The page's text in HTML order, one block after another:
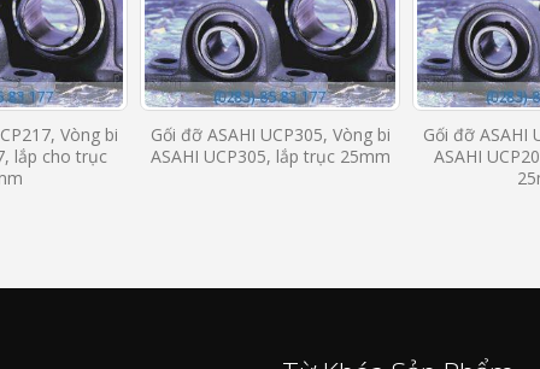
Vòng bi
lắp cho trục
Gối đỡ ASAHI UCP305, Vòng bi
ASAHI UCP305, lắp trục 25mm
Gối đỡ ASAHI
ASAHI